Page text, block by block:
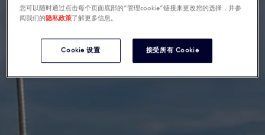
您可以随时通过点击每个页面底部的“管理cookie”链接来更改您的选择，并参
阅我们的 隐私政策了解更多信息。
Cookie 设置 接受所有 Cookie